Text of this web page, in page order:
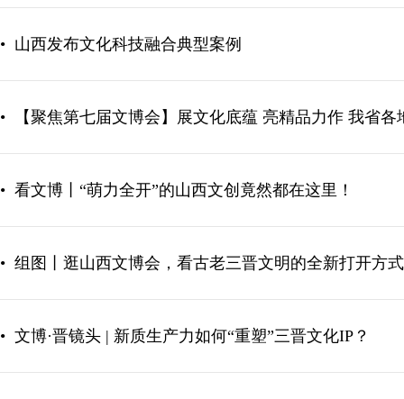
• 山西发布文化科技融合典型案例
• 【聚焦第七届文博会】展文化底蕴 亮精品力作 我省
• 看文博丨“萌力全开”的山西文创竟然都在这里！
• 组图丨逛山西文博会，看古老三晋文明的全新打开方式
• 文博·晋镜头 | 新质生产力如何“重塑”三晋文化IP？